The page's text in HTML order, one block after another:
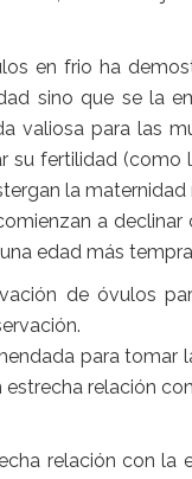
en frio ha
sino que se la
valiosa para las
su fertilidad (como
la
a
edad más
de óvulos
para tomar
relación
relación con la